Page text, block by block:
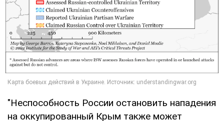
"Неспособность России остановить нападения
на оккупированный Крым также может